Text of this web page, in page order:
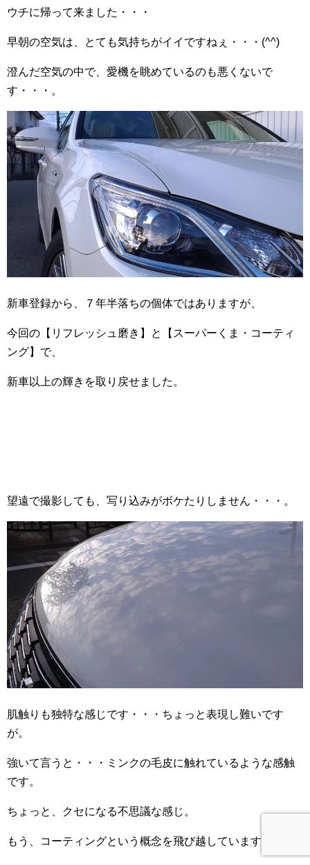
ウチに帰って来ました・・・
早朝の空気は、とても気持ちがイイですねぇ・・・(^^)
澄んだ空気の中で、愛機を眺めているのも悪くないで
す・・・。
新車登録から、７年半落ちの個体ではありますが、
今回の【リフレッシュ磨き】と【スーパーくま・コーティ
ング】で、
新車以上の輝きを取り戻せました。
望遠で撮影しても、写り込みがボケたりしません・・・。
肌触りも独特な感じです・・・ちょっと表現し難いです
が。
強いて言うと・・・ミンクの毛皮に触れているような感触
です。
ちょっと、クセになる不思議な感じ。
もう、コーティングという概念を飛び越しています。